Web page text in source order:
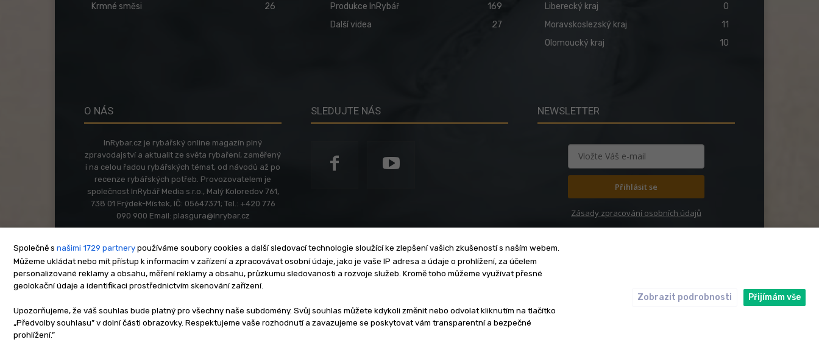
Krmné směsi
26
Produkce InRybář
169
Další videa
27
Liberecký kraj
0
Moravskoslezský kraj
11
Olomoucký kraj
10
O NÁS
InRybar.cz je rybářský online magazín plný
zpravodajství a aktualit ze světa rybaření, zaměřený
i na celou řadou rybářských témat, od návodů až po
recenze rybářských potřeb. Provozovatelem je
společnost InRybář Media s.r.o., Malý Koloredov 761,
738 01 Frýdek-Místek, IČ: 05647371; Tel.: +420 776
090 900 Email: plasgura@inrybar.cz
SLEDUJTE NÁS NEWSLETTER
Přihlásit se
Zásady zpracování osobních údajů
O nás Kontakt Reklama Zásady soukromí Privacy policy Cookies Etický kodex
Copyright © www.inrybar.cz 2013 - 2026 | Na veškerý materiál, který je zde uveřejněný, se vztahují autorská práva. Redakce InRybar.cz.
Společně s našimi 1729 partnery používáme soubory cookies a další sledovací technologie sloužící ke zlepšení vašich zkušeností s naším webem.
Můžeme ukládat nebo mít přístup k informacím v zařízení a zpracovávat osobní údaje, jako je vaše IP adresa a údaje o prohlížení, za účelem
personalizované reklamy a obsahu, měření reklamy a obsahu, průzkumu sledovanosti a rozvoje služeb. Kromě toho můžeme využívat přesné
geolokační údaje a identifikaci prostřednictvím skenování zařízení.
Upozorňujeme, že váš souhlas bude platný pro všechny naše subdomény. Svůj souhlas můžete kdykoli změnit nebo odvolat kliknutím na tlačítko
„Předvolby souhlasu” v dolní části obrazovky. Respektujeme vaše rozhodnutí a zavazujeme se poskytovat vám transparentní a bezpečné
prohlížení.”
Zobrazit podrobnosti Přijímám vše